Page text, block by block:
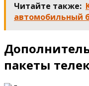
Читайте также:
автомобильный
пакеты